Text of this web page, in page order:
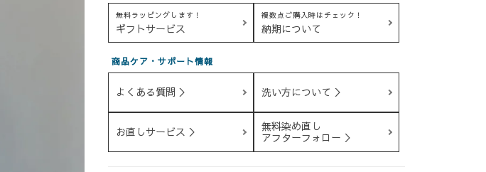
無料ラッピングします！
ギフトサービス
複数点ご購入時はチェック！
納期について
商品ケア・サポート情報
よくある質問 ＞ 洗い方について ＞
お直しサービス ＞
無料染め直し
アフターフォロー ＞